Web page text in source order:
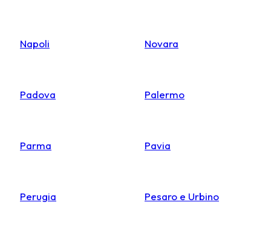
Napoli Novara
Padova Palermo
Parma Pavia
Perugia Pesaro e Urbino